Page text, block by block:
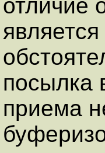
отличие
посылка
приема